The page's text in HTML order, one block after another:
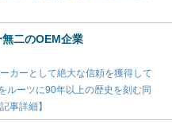
二のOEM企業
カーとして絶大な信頼を獲得して
ルーツに90年以上の歴史を刻む同
事詳細】